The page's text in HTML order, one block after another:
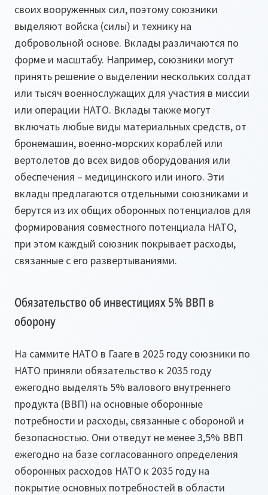
своих вооруженных сил, поэтому союзники
выделяют войска (силы) и технику на
добровольной основе. Вклады различаются по
форме и масштабу. Например, союзники могут
принять решение о выделении нескольких солдат
или тысяч военнослужащих для участия в миссии
или операции НАТО. Вклады также могут
включать любые виды материальных средств, от
бронемашин, военно-морских кораблей или
вертолетов до всех видов оборудования или
обеспечения – медицинского или иного. Эти
вклады предлагаются отдельными союзниками и
берутся из их общих оборонных потенциалов для
формирования совместного потенциала НАТО,
при этом каждый союзник покрывает расходы,
связанные с его развертываниями.
Обязательство об инвестициях 5% ВВП в
оборону
На саммите НАТО в Гааге в 2025 году союзники по
НАТО приняли обязательство к 2035 году
ежегодно выделять 5% валового внутреннего
продукта (ВВП) на основные оборонные
потребности и расходы, связанные с обороной и
безопасностью. Они отведут не менее 3,5% ВВП
ежегодно на базе согласованного определения
оборонных расходов НАТО к 2035 году на
покрытие основных потребностей в области